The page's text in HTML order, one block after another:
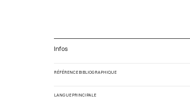
Infos
RÉFÉRENCE BIBLIOGRAPHIQUE
LANGUE PRINCIPALE